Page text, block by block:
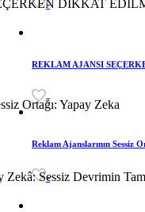
-
REKLAM AJANSI
-
Reklam Ajanslarının Sessiz
-